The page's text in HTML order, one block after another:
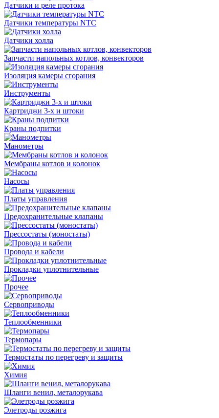
Датчики и реле протока
Датчики температуры NTC
Датчики холла
Запчасти напольных котлов, конвекторов
Изоляция камеры сгорания
Инструменты
Картриджи 3-х и штоки
Краны подпитки
Манометры
Мембраны котлов и колонок
Насосы
Платы управления
Предохранительные клапаны
Прессостаты (моностаты)
Провода и кабели
Прокладки уплотнительные
Прочее
Сервоприводы
Теплообменники
Термопары
Термостаты по перегреву и защиты
Химия
Шланги венил, металорукава
Элетроды розжига